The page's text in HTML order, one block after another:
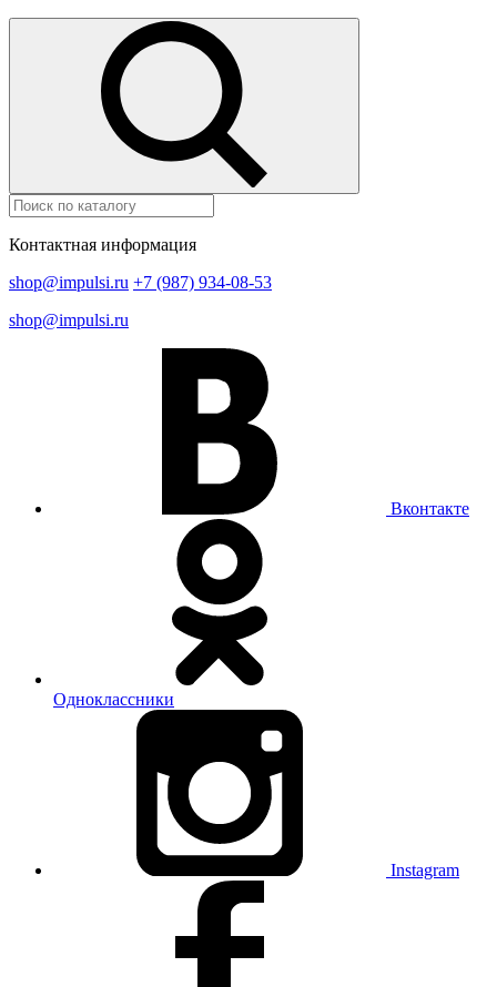
Контактная информация
shop@impulsi.ru +7 (987) 934-08-53
shop@impulsi.ru
Вконтакте
Одноклассники
Instagram